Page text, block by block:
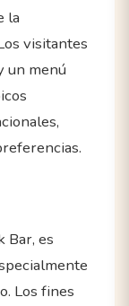
la
visitantes
un menú
Bar, es
Los fines